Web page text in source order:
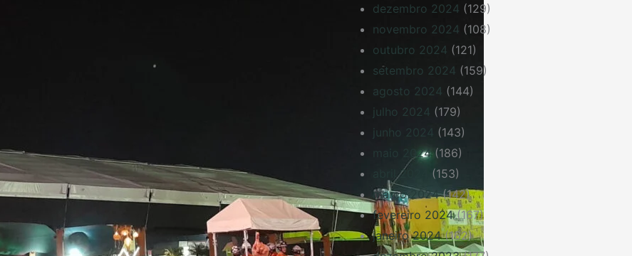
dezembro 2024 (129)
novembro 2024 (108)
outubro 2024 (121)
setembro 2024 (159)
agosto 2024 (144)
julho 2024 (179)
junho 2024
(143)
maio 2024(186)
abril 2024
(153)
março 2024(142)
fevereiro 2024(167)
janeiro 2024(162)